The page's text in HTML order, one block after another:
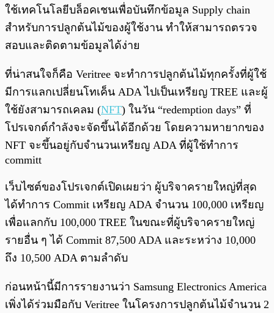
ใช้เทคโนโลยีบล็อคเชนเพื่อบันทึกข้อมูล Supply chain
สำหรับการปลูกต้นไม้ของผู้ใช้งาน ทำให้สามารถตรวจ
สอบและติดตามข้อมูลได้ง่าย
ที่น่าสนใจก็คือ Veritree จะทำการปลูกต้นไม้ทุกครั้งที่ผู้ใช้
มีการแลกเปลี่ยนโทเค็น ADA ไปเป็นเหรียญ TREE และผู้
ใช้ยังสามารถเคลม (NFT) ในวัน “redemption days” ที่
โปรเจกต์กำลังจะจัดขึ้นได้อีกด้วย โดยความหายากของ
NFT จะขึ้นอยู่กับจำนวนเหรียญ ADA ที่ผู้ใช้ทำการ
committ
เว็บไซต์ของโปรเจกต์เปิดเผยว่า ผู้บริจาครายใหญ่ที่สุด
ได้ทำการ Commit เหรียญ ADA จำนวน 100,000 เหรียญ
เพื่อแลกกับ 100,000 TREE ในขณะที่ผู้บริจาครายใหญ่
รายอื่น ๆ ได้ Commit 87,500 ADA และระหว่าง 10,000
ถึง 10,500 ADA ตามลำดับ
ก่อนหน้านี้มีการรายงานว่า Samsung Electronics America
เพิ่งได้ร่วมมือกับ Veritree ในโครงการปลูกต้นไม้จำนวน 2